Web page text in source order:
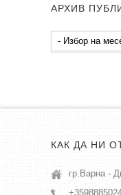
АРХИВ
Архив
публикации
КАК ДА НИ
гр.Варна -